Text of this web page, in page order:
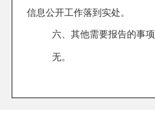
信息公开工作落到实处。
六、其他需要报告的事项
无。